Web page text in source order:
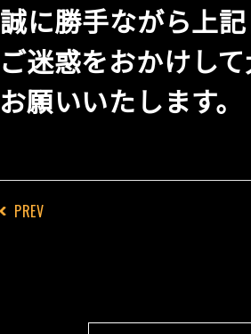
誠に勝手ながら上
ご迷惑をおかけし
お願いいたします。
PREV